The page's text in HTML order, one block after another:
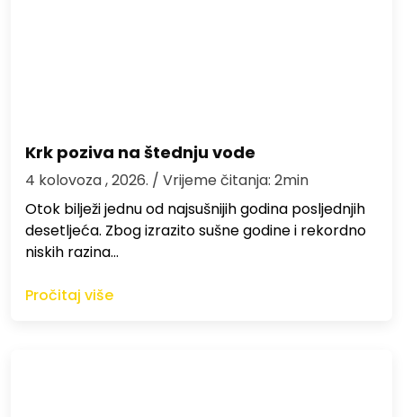
Krk poziva na štednju vode
4 kolovoza , 2026. / Vrijeme čitanja: 2min
Otok bilježi jednu od najsušnijih godina posljednjih
desetljeća. Zbog izrazito sušne godine i rekordno
niskih razina…
Pročitaj više